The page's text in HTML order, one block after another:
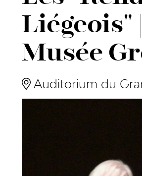
Liégeois"
Musée
Auditorium du